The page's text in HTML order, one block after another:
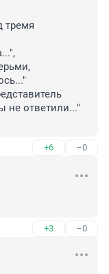
тремя
не ответили..."
+6 –0
+3 –0